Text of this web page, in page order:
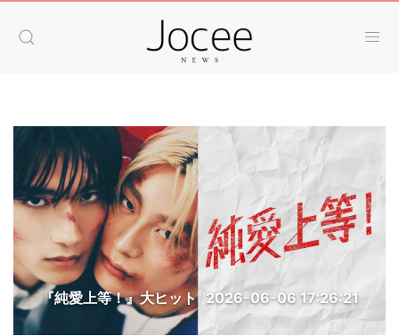
『純愛上等！』大ヒット 2026-06-06 17:26:21